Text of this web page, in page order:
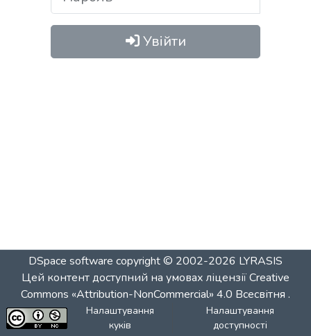
Увійти
DSpace software copyright © 2002-2026 LYRASIS
Цей контент доступний на умовах ліцензіїCreative
Commons «Attribution-NonCommercial» 4.0 Всесвітня .
Налаштування
куків
Налаштування
доступності